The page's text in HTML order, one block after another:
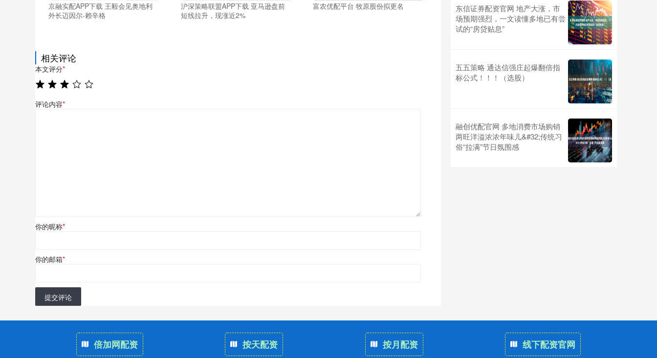
京融实配APP下载 王毅会见奥地利
外长迈因尔-赖辛格
沪深策略联盟APP下载 亚马逊盘前
短线拉升，现涨近2%
富农优配平台 牧原股份拟更名
相关评论
本文评分*
评论内容*
你的昵称*
你的邮箱*
提交评论
东信证券配资官网 地产大涨，市
场预期强烈，一文读懂多地已有尝
试的“房贷贴息”
五五策略 通达信强庄起爆翻倍指
标公式！！！（选股）
融创优配官网 多地消费市场购销
两旺洋溢浓浓年味儿&#32;传统习
俗“拉满”节日氛围感
倍加网配资 按天配资 按月配资 线下配资官网